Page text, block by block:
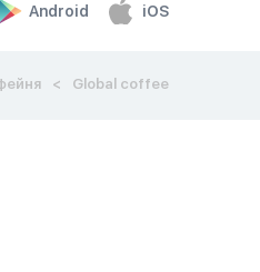
Android iOS
Global coffee